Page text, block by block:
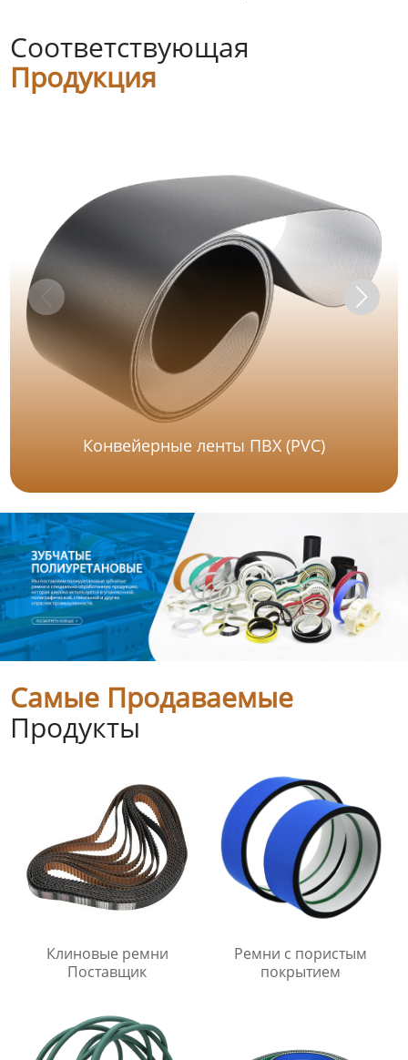
Соответствующая
Продукция
Конвейерные ленты ПВХ (PVC)
Самые Продаваемые
Продукты
Клиновые ремни
Поставщик
Ремни с пористым
покрытием